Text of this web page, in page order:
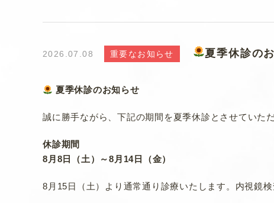
2026.07.08 重要なお知らせ 夏季休診の
夏季休診のお知らせ
誠に勝手ながら、下記の期間を夏季休診とさせていただ
休診期間
8月8日（土）～8月14日（金）
8月15日（土）より通常通り診療いたします。内視鏡検